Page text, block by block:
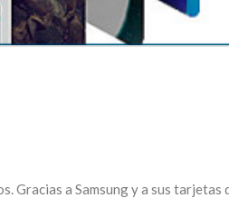
a Samsung y a sus tarjetas